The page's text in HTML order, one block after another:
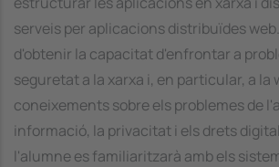
serveis per aplicacions distribuïdes
d'obtenir la capacitat d'enfrontar a
seguretat a la xarxa i, en particular, a la
coneixements sobre els problemes de
informació, la privacitat i els drets
l'alumne es familiaritzarà amb els